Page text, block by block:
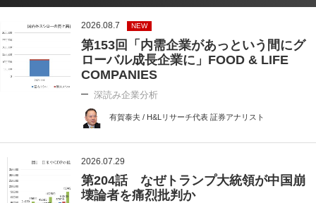
2026.08.7 NEW
第153回「内需企業があっという間にグ
ローバル成長企業に」FOOD & LIFE
COMPANIES
深読み企業分析
有賀泰夫 / H&Lリサーチ代表 証券アナリスト
2026.07.29
第204話 なぜトランプ大統領が中国崩
壊論者を痛烈批判か